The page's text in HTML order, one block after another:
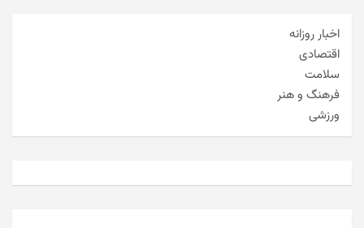
اخبار روزانه
اقتصادی
سلامت
فرهنگ و هنر
ورزشی